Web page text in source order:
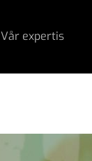
Vår expertis